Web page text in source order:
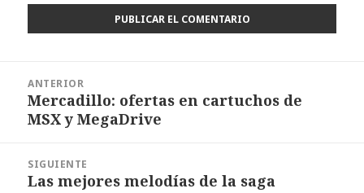
entradas
ANTERIOR
Entrada
anterior:
Mercadillo: ofertas en cartuchos de
MSX y MegaDrive
SIGUIENTE
Entrada
Las mejores melodías de la saga